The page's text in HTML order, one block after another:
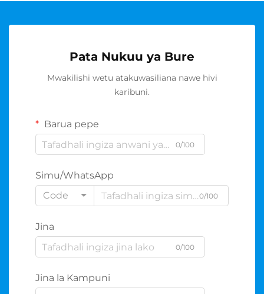
Pata Nukuu ya Bure
Mwakilishi wetu atakuwasiliana nawe hivi
karibuni.
Barua pepe
0/100
Simu/WhatsApp
Code
0/100
Jina
0/100
Jina la Kampuni